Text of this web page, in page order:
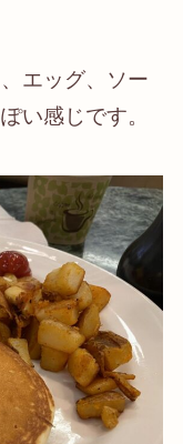
エッグ、ソー
い感じです。